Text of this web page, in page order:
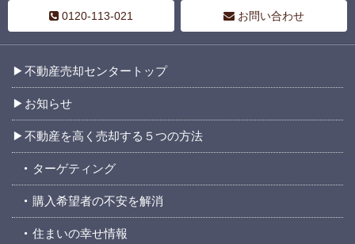
0120-113-021 お問い合わせ
不動産売却センタートップ
お知らせ
不動産を高く売却する５つの方法
ターゲティング
購入希望者の不安を解消
住まいの幸せ情報